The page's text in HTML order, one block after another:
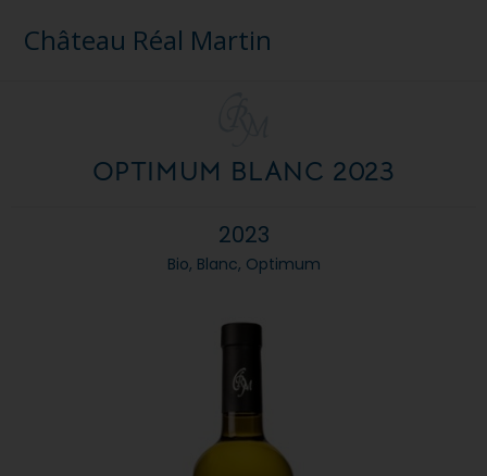
Château Réal Martin
OPTIMUM BLANC 2023
2023
Bio, Blanc, Optimum